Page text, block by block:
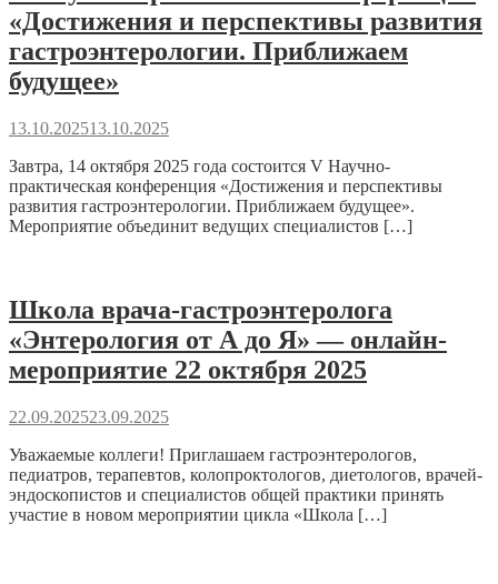
«Достижения и перспективы развития
гастроэнтерологии. Приближаем
будущее»
13.10.202513.10.2025
Завтра, 14 октября 2025 года состоится V Научно-
практическая конференция «Достижения и перспективы
развития гастроэнтерологии. Приближаем будущее».
Мероприятие объединит ведущих специалистов […]
Школа врача-гастроэнтеролога
«Энтерология от А до Я» — онлайн-
мероприятие 22 октября 2025
22.09.202523.09.2025
Уважаемые коллеги! Приглашаем гастроэнтерологов,
педиатров, терапевтов, колопроктологов, диетологов, врачей-
эндоскопистов и специалистов общей практики принять
участие в новом мероприятии цикла «Школа […]